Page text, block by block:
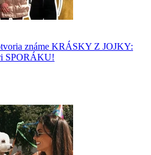
známe KRÁSKY Z JOJKY:
SPORÁKU!